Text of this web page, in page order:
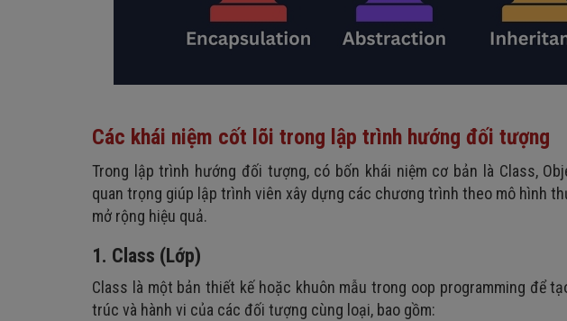
Các khái niệm cốt lõi trong lập trình hướng đối tượng
Trong lập trình hướng đối tượng, có bốn khái niệm cơ bản là Class,
quan trọng giúp lập trình viên xây dựng các chương trình theo mô hình
mở rộng hiệu quả.
1. Class (Lớp)
Class là một bản thiết kế hoặc khuôn mẫu trong oop programming để
trúc và hành vi của các đối tượng cùng loại, bao gồm: